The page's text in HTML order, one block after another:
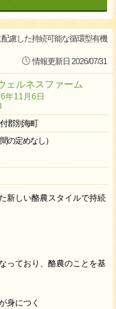
慮した持続可能な循環型有機
情報更新日 2026/07/31
ェルネスファーム
年11月6日
郡別海町
の定めなし）
新しい酪農スタイルで持続
っており、酪農のことを基
身につく